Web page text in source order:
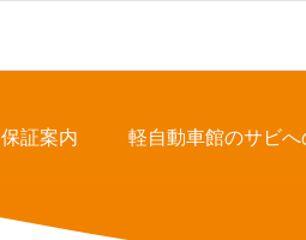
保証案内 軽自動車館のサビ